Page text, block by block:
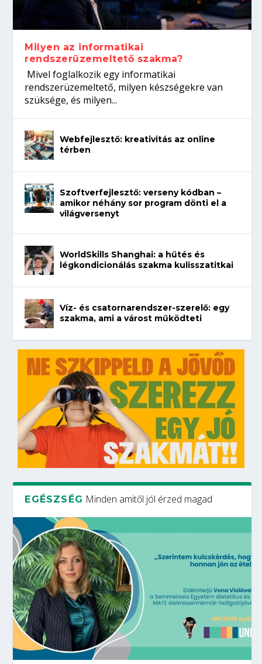
koffeinről?
Így növelheted az esélyedet az
állásinterjúra...
Tanulj szakmát!
Milyen az informatikai
rendszerüzemeltető szakma?
Mivel foglalkozik egy informatikai
rendszerüzemeltető, milyen készségekre van
szüksége, és milyen...
Webfejlesztő: kreativitás az online
térben
Szoftverfejlesztő: verseny kódban –
amikor néhány sor program dönti el a
világversenyt
WorldSkills Shanghai: a hűtés és
légkondicionálás szakma kulisszatitkai
Víz- és csatornarendszer-szerelő: egy
szakma, ami a várost működteti
EGÉSZSÉG Minden amitől jól érzed magad